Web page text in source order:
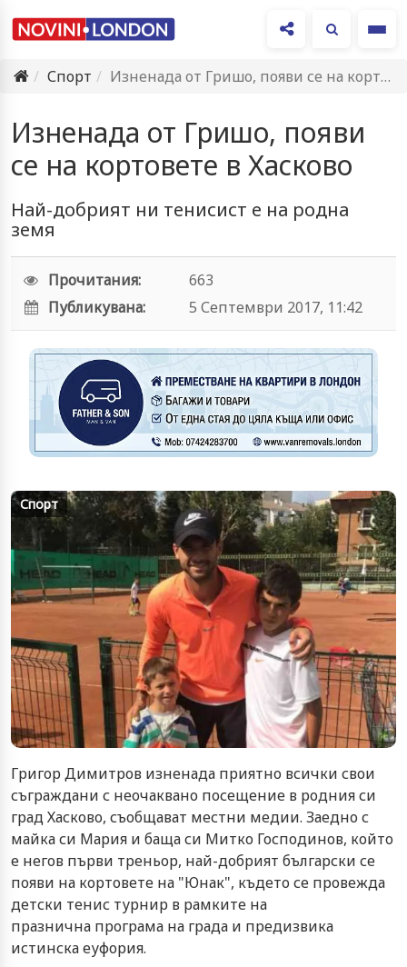
Спорт
Изненада от Гришо, появи се на кортовете в Хасково
Изненада от Гришо, появи
се на кортовете в Хасково
Най-добрият ни тенисист е на родна
земя
Прочитания:
663
Публикувана:
5 Септември 2017, 11:42
Спорт
Григор Димитров изненада приятно всички свои
съграждани с неочаквано посещение в родния си
град Хасково, съобщават местни медии. Заедно с
майка си Мария и баща си Митко Господинов, който
е негов първи треньор, най-добрият български се
появи на кортовете на "Юнак", където се провежда
детски тенис турнир в рамките на
празнична програма на града и предизвика
истинска еуфория.